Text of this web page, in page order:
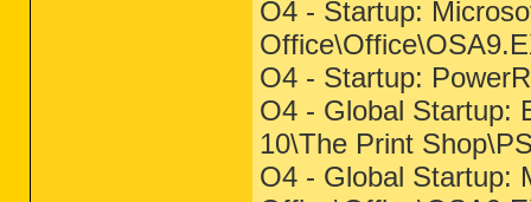
O4 - Startup:
O4 - Startup:
O4 - Global Startup:
10\The Print
O4 - Global Startup: